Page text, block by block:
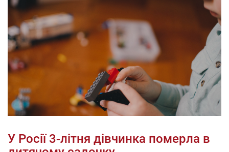
У Росії 3-літня дівчинка померла в